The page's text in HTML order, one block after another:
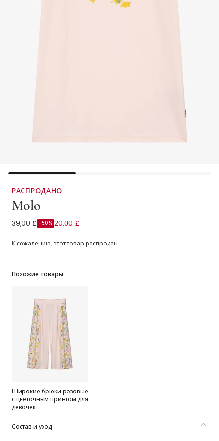
РАСПРОДАНО
Molo
Футболка розовая из органического хлопка с цветами из
39,00 £ -50% 20,00 £
К сожалению, этот товар распродан.
Похожие товары
Широкие брюки розовые
с цветочным принтом для
девочек
Состав и уход